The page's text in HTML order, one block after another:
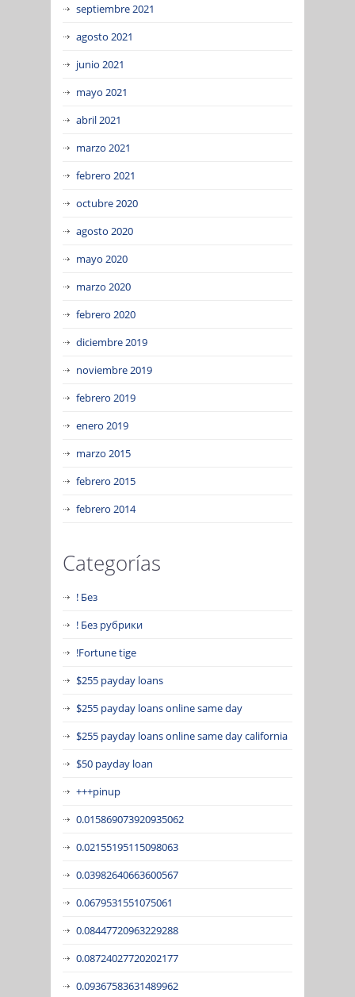
septiembre 2021
agosto 2021
junio 2021
mayo 2021
abril 2021
marzo 2021
febrero 2021
octubre 2020
agosto 2020
mayo 2020
marzo 2020
febrero 2020
diciembre 2019
noviembre 2019
febrero 2019
enero 2019
marzo 2015
febrero 2015
febrero 2014
Categorías
! Без
! Без рубрики
!Fortune tige
$255 payday loans
$255 payday loans online same day
$255 payday loans online same day california
$50 payday loan
+++pinup
0.015869073920935062
0.02155195115098063
0.03982640663600567
0.0679531551075061
0.08447720963229288
0.08724027720202177
0.09367583631489962